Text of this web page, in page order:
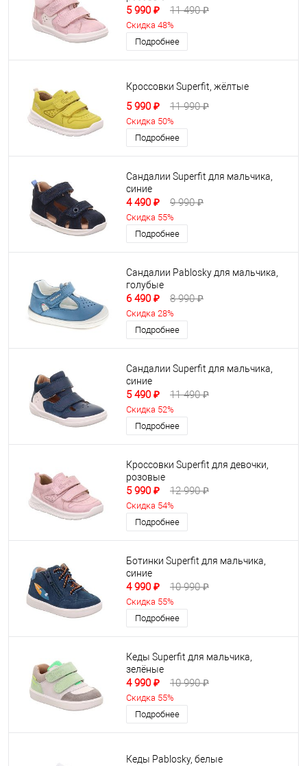
5 990 ₽ 11 490 ₽
Скидка 48%
Подробнее
Кроссовки Superfit, жёлтые
5 990 ₽ 11 990 ₽
Скидка 50%
Подробнее
Сандалии Superfit для мальчика,
синие
4 490 ₽ 9 990 ₽
Скидка 55%
Подробнее
Сандалии Pablosky для мальчика,
голубые
6 490 ₽ 8 990 ₽
Скидка 28%
Подробнее
Сандалии Superfit для мальчика,
синие
5 490 ₽ 11 490 ₽
Скидка 52%
Подробнее
Кроссовки Superfit для девочки,
розовые
5 990 ₽ 12 990 ₽
Скидка 54%
Подробнее
Ботинки Superfit для мальчика,
синие
4 990 ₽ 10 990 ₽
Скидка 55%
Подробнее
Кеды Superfit для мальчика,
зелёные
4 990 ₽ 10 990 ₽
Скидка 55%
Подробнее
Кеды Pablosky, белые